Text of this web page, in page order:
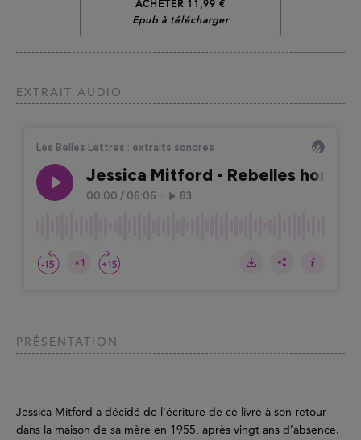
ACHETER 11,99 €
Epub à télécharger
EXTRAIT AUDIO
PRÉSENTATION
Jessica Mitford a décidé de l'écriture de ce livre à son retour
dans la maison de sa mère en 1955, après vingt ans d’absence.